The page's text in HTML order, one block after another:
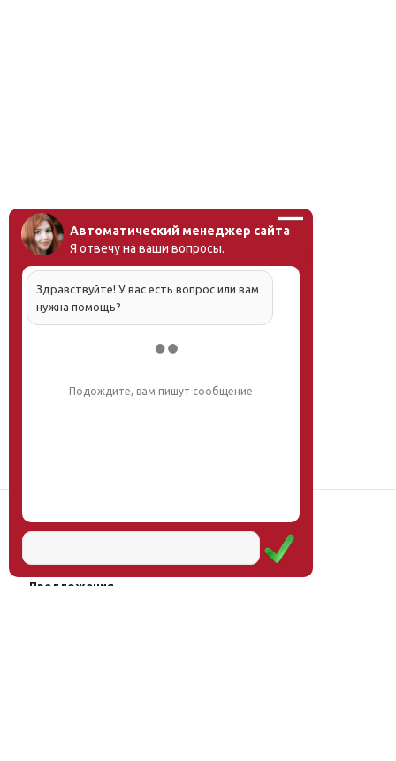
Научная школа
Услуги
Предложения
Автоматический менеджер сайта
Я отвечу на ваши вопросы.
Здравствуйте! У вас есть вопрос или вам
нужна помощь?
Подождите, вам пишут сообщение